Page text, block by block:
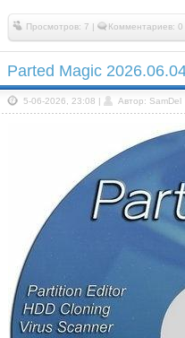
Просмотров: 7 | Комментариев: 0
Parted Magic
5-06-2026, 23:08 | Автор: SamDel